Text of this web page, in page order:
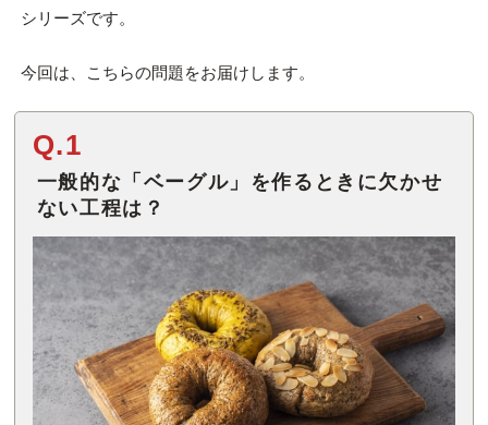
シリーズです。
今回は、こちらの問題をお届けします。
Q.1
一般的な「ベーグル」を作るときに欠かせ
ない工程は？